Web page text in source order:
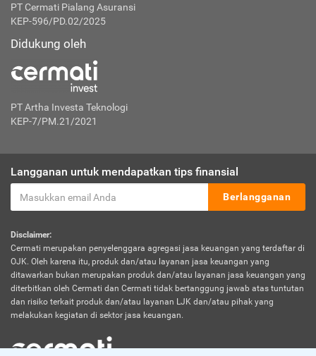
PT Cermati Pialang Asuransi
KEP-596/PD.02/2025
Didukung oleh
PT Artha Investa Teknologi
KEP-7/PM.21/2021
Langganan untuk mendapatkan tips finansial
Berlangganan
Disclaimer:
Cermati merupakan penyelenggara agregasi jasa keuangan yang terdaftar di
OJK. Oleh karena itu, produk dan/atau layanan jasa keuangan yang
ditawarkan bukan merupakan produk dan/atau layanan jasa keuangan yang
diterbitkan oleh Cermati dan Cermati tidak bertanggung jawab atas tuntutan
dan risiko terkait produk dan/atau layanan LJK dan/atau pihak yang
melakukan kegiatan di sektor jasa keuangan.